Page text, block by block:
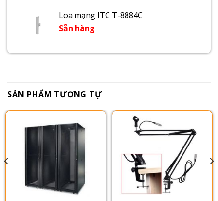
Loa mạng ITC T-8884C
Sẵn hàng
SẢN PHẨM TƯƠNG TỰ